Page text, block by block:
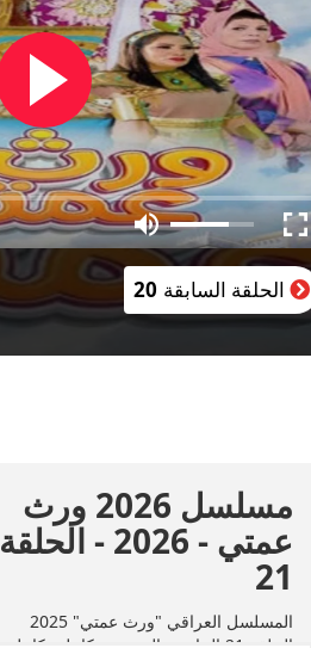
الحلقة السابقة 20
مسلسل 2026 ورث
عمتي - 2026 - الحلقة
21
المسلسل العراقي "ورث عمتي" 2025